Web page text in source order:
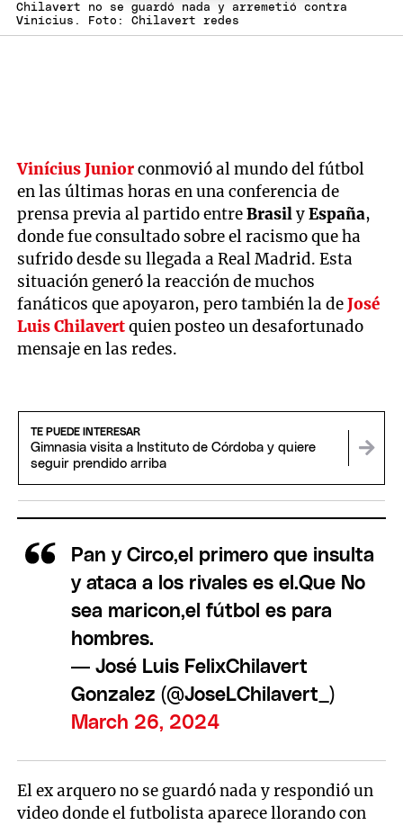
Chilavert no se guardó nada y arremetió contra
Vinícius. Foto: Chilavert redes
Vinícius Juniorconmovió al mundo del fútbol
en las últimas horas en una conferencia de
prensa previa al partido entreBrasilyEspaña,
donde fue consultado sobre el racismo que ha
sufrido desde su llegada a Real Madrid. Esta
situación generó la reacción de muchos
fanáticos que apoyaron, pero también la deJosé
Luis Chilavertquien posteo un desafortunado
mensaje en las redes.
TE PUEDE INTERESAR
Gimnasia visita a Instituto de Córdoba y quiere
seguir prendido arriba
Pan y Circo,el primero que insulta
y ataca a los rivales es el.Que No
sea maricon,el fútbol es para
hombres.
— José Luis FelixChilavert
Gonzalez (@JoseLChilavert_)
March 26, 2024
El ex arquero no se guardó nada y respondió un
video donde el futbolista aparece llorando con